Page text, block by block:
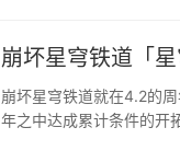
崩坏星穹铁道「
崩坏星穹铁道就在4.2的
年之中达成累计条件的开